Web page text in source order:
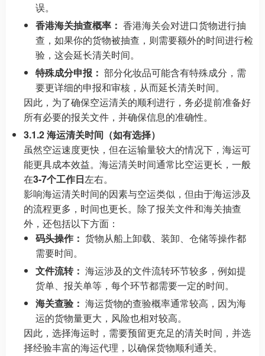
误。
香港海关抽查概率： 香港海关会对进口货物进行抽
查，如果你的货物被抽查，则需要额外的时间进行检
验，这会延长清关时间。
特殊成分申报： 部分化妆品可能含有特殊成分，需
要更详细的申报和审核，从而延长清关时间。
因此，为了确保空运清关的顺利进行，务必提前准备好
所有必要的报关文件，并确保信息的准确性。
3.1.2 海运清关时间（如有选择）
虽然空运速度更快，但在运输量较大的情况下，海运可
能更具成本效益。海运清关时间通常比空运更长，一般
在3-7个工作日左右。
影响海运清关时间的因素与空运类似，但由于海运涉及
的流程更多，时间也更长。除了报关文件和海关抽查
外，还包括以下方面：
码头操作： 货物从船上卸载、装卸、仓储等操作都
需要时间。
文件流转： 海运涉及的文件流转环节较多，例如提
货单、报关单等，每个环节都需要一定的时间。
海关查验： 海运货物的查验概率通常较高，因为海
运的货物量更大，风险也相对较高。
因此，选择海运时，需要预留更充足的清关时间，并选
择经验丰富的海运代理，以确保货物顺利通关。